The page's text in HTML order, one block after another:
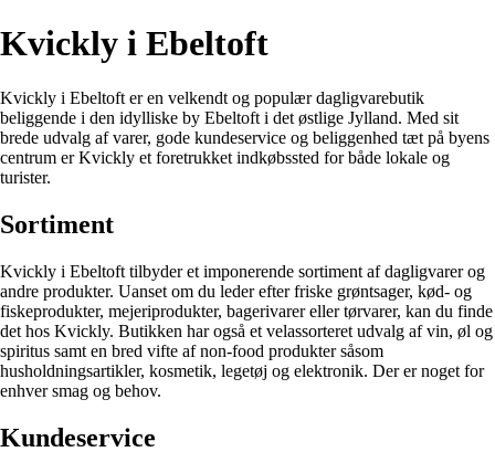
Kvickly i Ebeltoft
Kvickly i Ebeltoft er en velkendt og populær dagligvarebutik
beliggende i den idylliske by Ebeltoft i det østlige Jylland. Med sit
brede udvalg af varer, gode kundeservice og beliggenhed tæt på byens
centrum er Kvickly et foretrukket indkøbssted for både lokale og
turister.
Sortiment
Kvickly i Ebeltoft tilbyder et imponerende sortiment af dagligvarer og
andre produkter. Uanset om du leder efter friske grøntsager, kød- og
fiskeprodukter, mejeriprodukter, bagerivarer eller tørvarer, kan du finde
det hos Kvickly. Butikken har også et velassorteret udvalg af vin, øl og
spiritus samt en bred vifte af non-food produkter såsom
husholdningsartikler, kosmetik, legetøj og elektronik. Der er noget for
enhver smag og behov.
Kundeservice